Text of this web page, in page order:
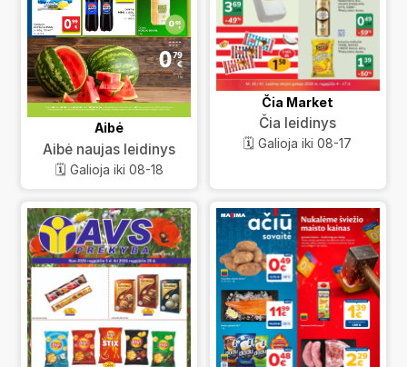
Aibė
Aibė naujas leidinys
🗓️ Galioja iki 08-18
Čia Market
Čia leidinys
🗓️ Galioja iki 08-17